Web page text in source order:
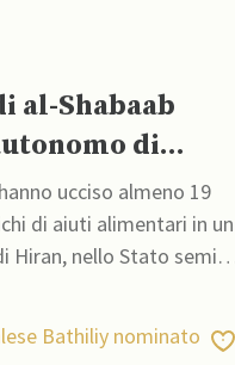
al-Shabaab
di
ucciso almeno 19
di aiuti alimentari in un
Hiran, nello Stato semi-